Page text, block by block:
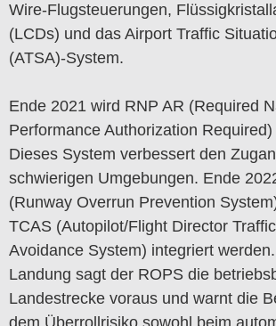
Wire-Flugsteuerungen,
(LCDs) und das Airport Traffic
(ATSA)-System.
Ende 2021 wird RNP AR (Required
Performance Authorization
Dieses System verbessert den
schwierigen Umgebungen. Ende
(Runway Overrun Prevention
TCAS (Autopilot/Flight Director
Avoidance System) integriert
Landung sagt der ROPS die
Landestrecke voraus und warnt die